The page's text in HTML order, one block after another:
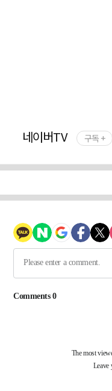
네이버TV 구독 +